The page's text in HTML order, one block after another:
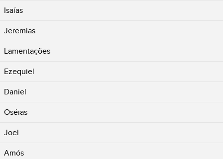
Isaías
Jeremias
Lamentações
Ezequiel
Daniel
Oséias
Joel
Amós